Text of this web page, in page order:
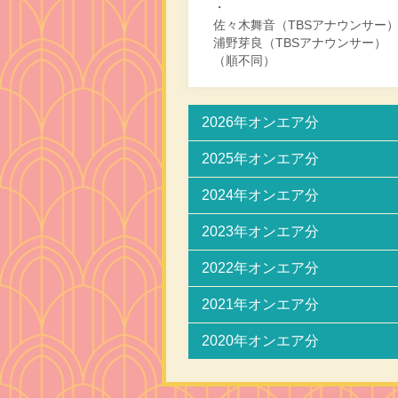
・
佐々木舞音（TBSアナウンサー）
浦野芽良（TBSアナウンサー）
（順不同）
2026年オンエア分
2025年オンエア分
2024年オンエア分
2023年オンエア分
2022年オンエア分
2021年オンエア分
2020年オンエア分